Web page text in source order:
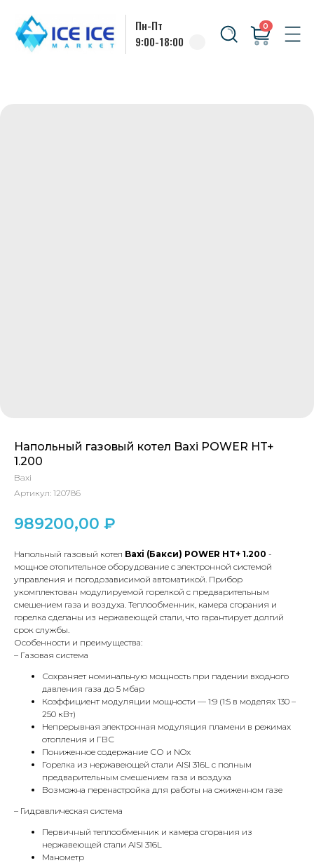
9:00-18:00
Напольный газовый котел Baxi POWER HT+
1.200
Baxi
Артикул: 120786
989200,00 ₽
Напольный газовый котел Baxi (Бакси) POWER HT+ 1.200 -
мощное отопительное оборудование с электронной системой
управления и погодозависимой автоматикой. Прибор
укомплектован модулируемой горелкой с предварительным
смешением газа и воздуха. Теплообменник, камера сгорания и
горелка сделаны из нержавеющей стали, что гарантирует долгий
срок службы.
Особенности и преимущества:
– Газовая система
Сохраняет номинальную мощность при падении входного
давления газа до 5 мбар
Коэффициент модуляции мощности — 1:9 (1:5 в моделях 130 –
250 кВт)
Непрерывная электронная модуляция пламени в режимах
отопления и ГВС
Пониженное содержание СО и NOx
Горелка из нержавеющей стали AISI 316L с полным
предварительным смешением газа и воздуха
Возможна перенастройка для работы на сжиженном газе
– Гидравлическая система
Первичный теплообменник и камера сгорания из
нержавеющей стали AISI 316L
Манометр